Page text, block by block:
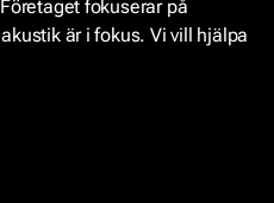
fokuserar på
är i fokus. Vi vill hjälpa